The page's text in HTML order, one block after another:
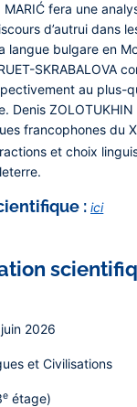
fera une
d’autrui dans
langue bulgare en
SKRABALOVA
au plus-
Denis
francophones du
et choix
: ici
2026
et Civilisations
eétage)